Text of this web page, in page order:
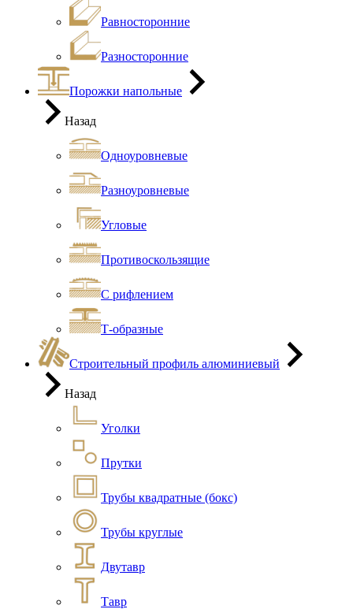
Равносторонние
Разносторонние
Порожки напольные
Назад
Одноуровневые
Разноуровневые
Угловые
Противоскользящие
С рифлением
Т-образные
Строительный профиль алюминиевый
Назад
Уголки
Прутки
Трубы квадратные (бокс)
Трубы круглые
Двутавр
Тавр